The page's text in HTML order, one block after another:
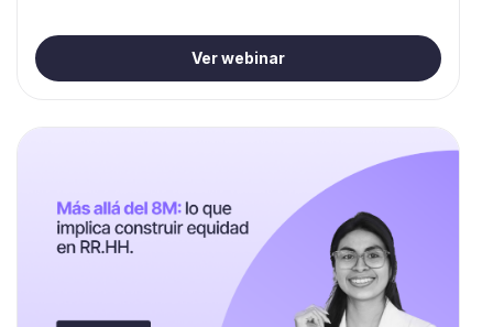
Ver webinar